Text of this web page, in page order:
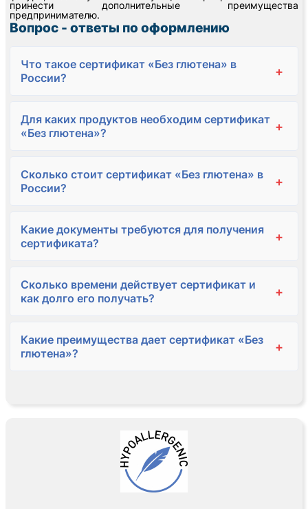
принести дополнительные преимущества
предпринимателю.
Вопрос - ответы по оформлению
Что такое сертификат «Без глютена» в
России?
+
Для каких продуктов необходим сертификат
«Без глютена»?
+
Сколько стоит сертификат «Без глютена» в
России?
+
Какие документы требуются для получения
сертификата?
+
Сколько времени действует сертификат и
как долго его получать?
+
Какие преимущества дает сертификат «Без
глютена»?
+